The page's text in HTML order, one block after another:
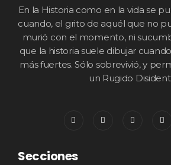
En la Historia como en la vida se
cuando, el grito de aquél que no
murió con el momento, ni
que la historia suele dibujar
más fuertes. Sólo sobrevivió, y
un Rugido
Secciones